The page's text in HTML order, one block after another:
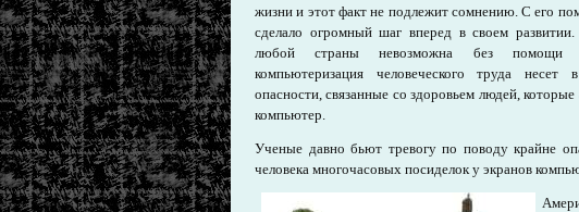
жизни и этот факт не подлежит сомнению. С его
сделало огромный шаг вперед в своем развитии.
любой страны невозможна без помощи
компьютеризация человеческого труда
опасности, связанные со здоровьем людей,
компьютер.
Ученые давно бьют тревогу по поводу крайне
человека многочасовых посиделок у экранов